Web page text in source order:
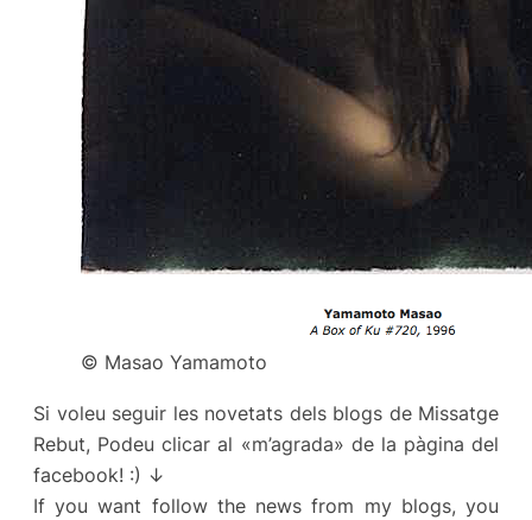
© Masao Yamamoto
Si voleu seguir les novetats dels blogs de Missatge
Rebut, Podeu clicar al «m’agrada» de la pàgina del
facebook! :) ↓
If you want follow the news from my blogs, you